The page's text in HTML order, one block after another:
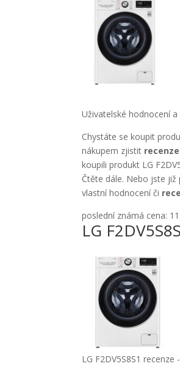
Uživatelské hodnocení
Chystáte se koupit
nákupem zjistit recenze
koupili produkt LG
Čtěte dále. Nebo jste
vlastní hodnocení či
poslední známá cena:
LG
LG F2DV5S8S1 recenze